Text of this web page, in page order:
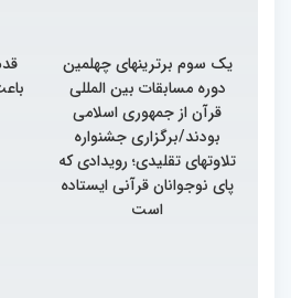
یک سوم برترینهای چهلمین
دوره مسابقات بین المللی
قرآن از جمهوری اسلامی
بودند/برگزاری جشنواره
تلاوتهای تقلیدی؛ رویدادی که
پای نوجوانان قرآنی ایستاده
است